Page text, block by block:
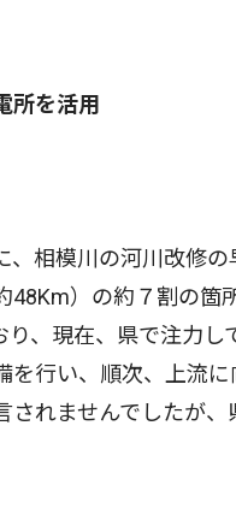
所を活用
相模川の河川改修の
48Km）の約７割の
り、現在、県で注力
を行い、順次、上流
されませんでしたが、